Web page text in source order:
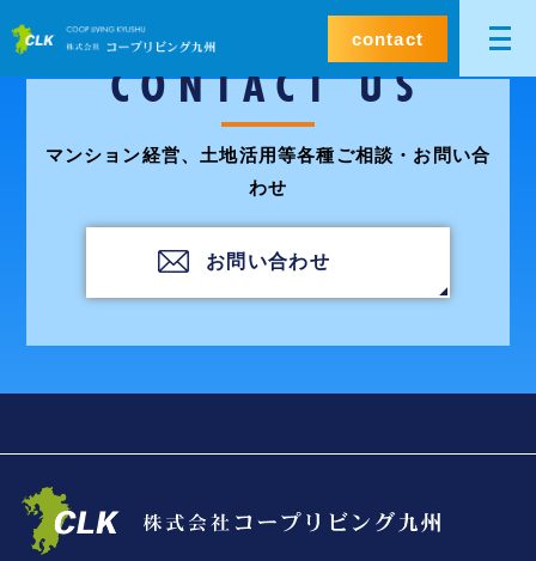
contact
CONTACT US
マンション経営、土地活用等各種ご相談・お問い合
わせ
お問い合わせ